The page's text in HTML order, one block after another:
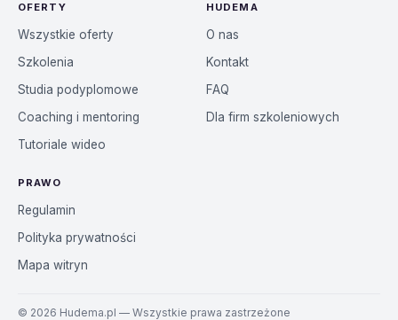
OFERTY
Wszystkie oferty
Szkolenia
Studia podyplomowe
Coaching i mentoring
Tutoriale wideo
HUDEMA
O nas
Kontakt
FAQ
Dla firm szkoleniowych
PRAWO
Regulamin
Polityka prywatności
Mapa witryn
© 2026 Hudema.pl — Wszystkie prawa zastrzeżone